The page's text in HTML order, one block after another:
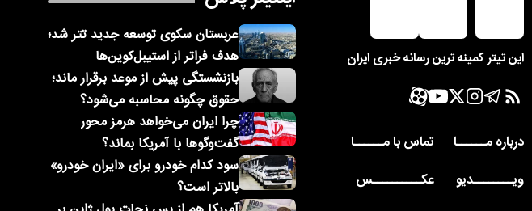
این تیتر کمینه ترین رسانه خبری ایران
درباره مــــــا
تماس با مــــــا
ویــــــــدیو
عکــــــــــس
عربستان سکوی توسعه جدید تتر شد؛
هدف فراتر از استیبل‌کوین‌ها
بازنشستگی پیش از موعد برقرار ماند؛
حقوق چگونه محاسبه می‌شود؟
چرا ایران می‌خواهد هرمز محور
گفت‌وگوها با آمریکا بماند؟
سود کدام خودرو برای «ایران خودرو»
بالاتر است؟